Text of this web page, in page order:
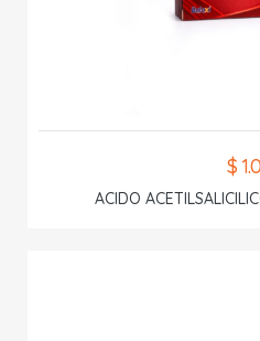
$
ACIDO